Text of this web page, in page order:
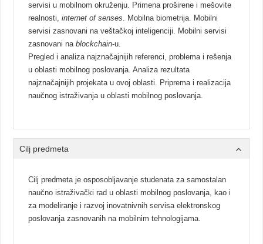
servisi u mobilnom okruženju. Primena proširene i mešovite
realnosti,internet of senses. Mobilna biometrija. Mobilni
servisi zasnovani na veštačkoj inteligenciji. Mobilni servisi
zasnovani nablockchain-u.
Pregled i analiza najznačajnijih referenci, problema i rešenja
u oblasti mobilnog poslovanja. Analiza rezultata
najznačajnijih projekata u ovoj oblasti. Priprema i realizacija
naučnog istraživanja u oblasti mobilnog poslovanja.
Cilj predmeta
Cilj predmeta je osposobljavanje studenata za samostalan
naučno istraživački rad u oblasti mobilnog poslovanja, kao i
za modeliranje i razvoj inovatnivnih servisa elektronskog
poslovanja zasnovanih na mobilnim tehnologijama.